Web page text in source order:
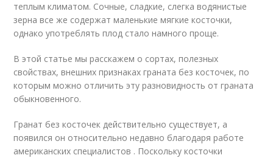
теплым климатом. Сочные, сладкие, слегка водянистые
зерна все же содержат маленькие мягкие косточки,
однако употреблять плод стало намного проще.
В этой статье мы расскажем о сортах, полезных
свойствах, внешних признаках граната без косточек, по
которым можно отличить эту разновидность от граната
обыкновенного.
Гранат без косточек действительно существует, а
появился он относительно недавно благодаря работе
американских специалистов . Поскольку косточки